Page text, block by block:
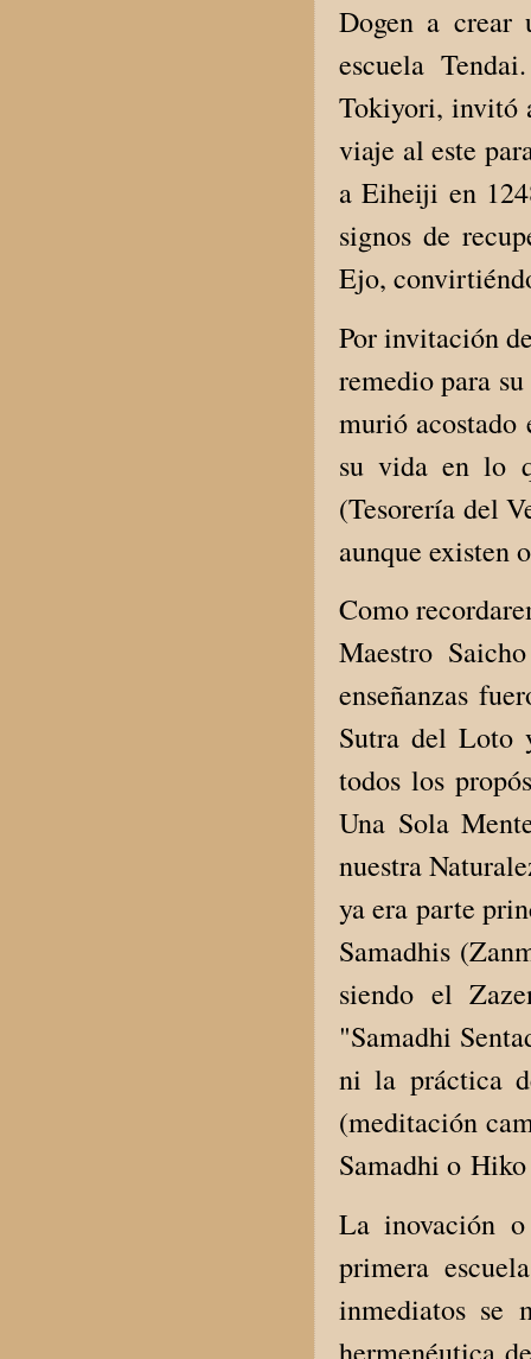
Dogen a crear
escuela
Tokiyori, invitó
viaje al este
a Eiheiji en
signos de
Ejo,
Por invitación
remedio para
murió acostado
su vida en lo
(Tesorería del
aunque existen
Como
Maestro
enseñanzas
Sutra del Loto
todos los
Una Sola
nuestra
ya era parte
Samadhis
siendo el
"Samadhi
ni la práctica
(meditación
Samadhi o
La inovación
primera
inmediatos se